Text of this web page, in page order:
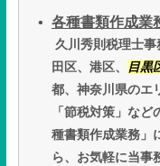
各種書類作成業
久川秀則税理士
田区、港区、
目黒
都、神奈川県のエ
「節税対策」など
種書類作成業務」
ら、お気軽に当事